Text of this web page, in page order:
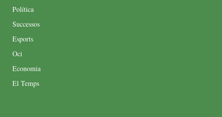
Política
Successos
Esports
Oci
Economia
El Temps